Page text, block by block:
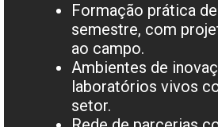
Formação prática
semestre, com
ao campo.
Ambientes de
laboratórios vivos
setor.